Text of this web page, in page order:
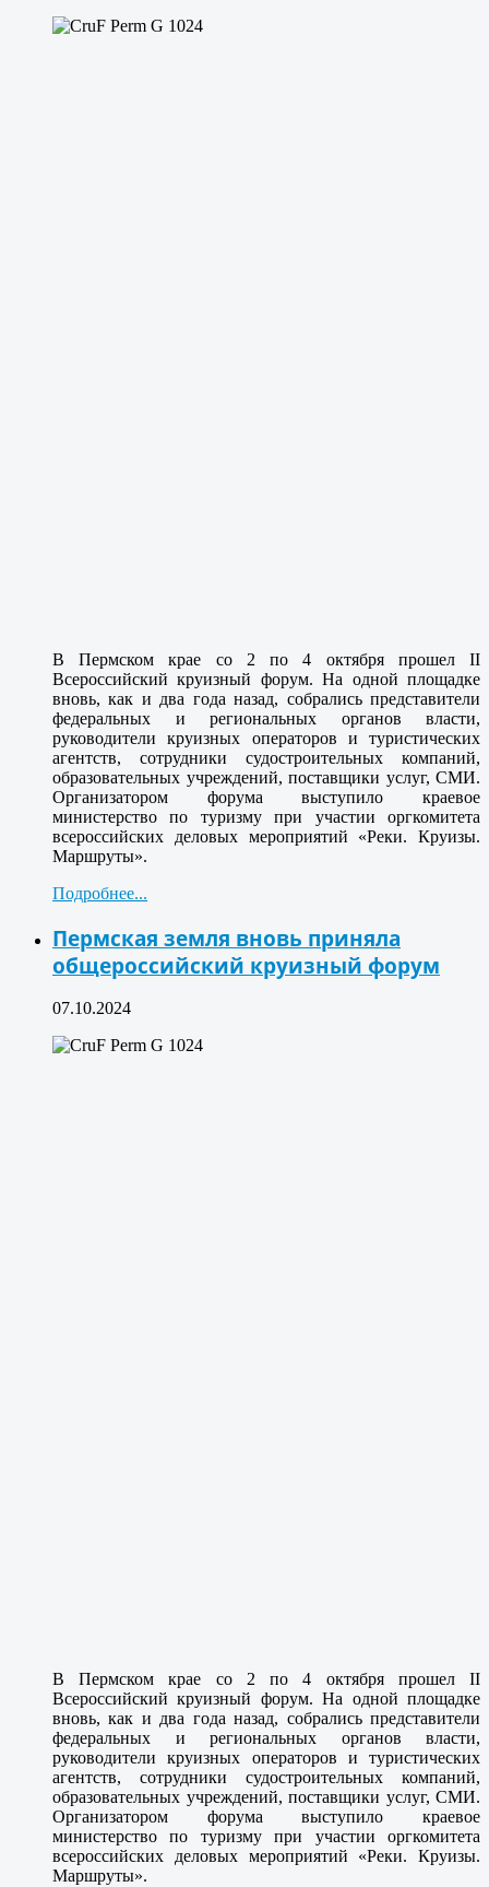
В Пермском крае со 2 по 4 октября прошел II
Всероссийский круизный форум. На одной площадке
вновь, как и два года назад, собрались представители
федеральных и региональных органов власти,
руководители круизных операторов и туристических
агентств, сотрудники судостроительных компаний,
образовательных учреждений, поставщики услуг, СМИ.
Организатором форума выступило краевое
министерство по туризму при участии оргкомитета
всероссийских деловых мероприятий «Реки. Круизы.
Маршруты».
Подробнее...
Пермская земля вновь приняла
общероссийский круизный форум
07.10.2024
В Пермском крае со 2 по 4 октября прошел II
Всероссийский круизный форум. На одной площадке
вновь, как и два года назад, собрались представители
федеральных и региональных органов власти,
руководители круизных операторов и туристических
агентств, сотрудники судостроительных компаний,
образовательных учреждений, поставщики услуг, СМИ.
Организатором форума выступило краевое
министерство по туризму при участии оргкомитета
всероссийских деловых мероприятий «Реки. Круизы.
Маршруты».